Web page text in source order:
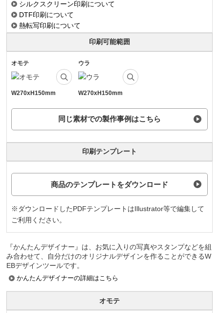
シルクスクリーン印刷について
DTF印刷について
熱転写印刷について
印刷可能範囲
オモテ
W270xH150mm
ウラ
W270xH150mm
同じ素材での製作事例はこちら
印刷テンプレート
商品のテンプレートをダウンロード
※ダウンロードしたPDFテンプレートはIllustrator等で編集して
ご利用ください。
『かんたんデザイナー』は、お気に入りの写真やスタンプなどを組
み合わせて、自分だけのオリジナルデザインを作ることができるW
EBデザインツールです。
かんたんデザイナーの詳細はこちら
オモテ